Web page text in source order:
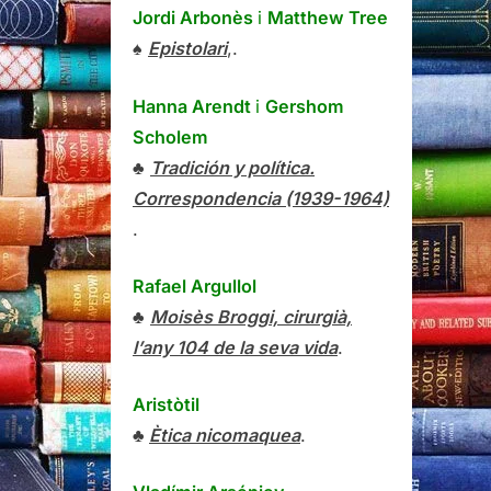
Jordi Arbonès i Matthew Tree
♠ Epistolari,.
Hanna Arendt i Gershom
Scholem
♣ Tradición y política.
Correspondencia (1939-1964)
.
Rafael Argullol
♣ Moisès Broggi, cirurgià,
l’any 104 de la seva vida.
Aristòtil
♣ Ètica nicomaquea.